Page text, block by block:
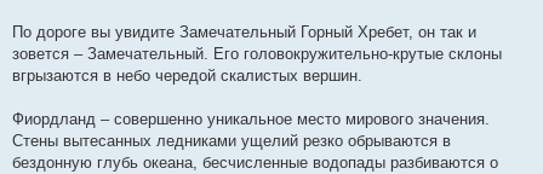
По дороге вы увидите Замечательный Горный Хребет, он так и
зовется – Замечательный. Его головокружительно-крутые склоны
вгрызаются в небо чередой скалистых вершин.
Фиордланд – совершенно уникальное место мирового значения.
Стены вытесанных ледниками ущелий резко обрываются в
бездонную глубь океана, бесчисленные водопады разбиваются о